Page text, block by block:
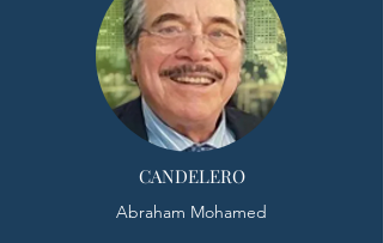
CANDELERO
Abraham Mohamed